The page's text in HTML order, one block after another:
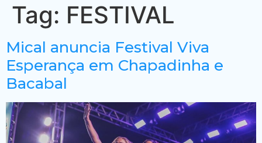
Tag: FESTIVAL
Mical anuncia Festival Viva
Esperança em Chapadinha e
Bacabal